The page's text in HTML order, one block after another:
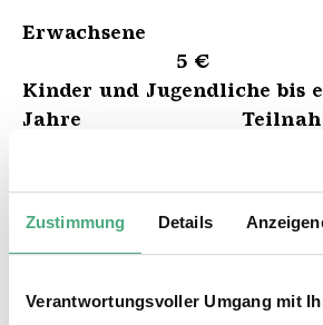
Zustimmung Details
Verantwortungsvoller Umgang mit
5 €
Kinder und Jugendliche bis
Jahre
Online-Shop oder an der